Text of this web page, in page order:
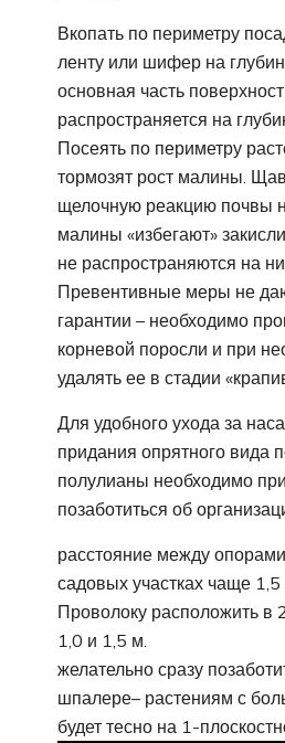
Вкопать по периметру
ленту или шифер на
основная часть
распространяется на
Посеять по периметру
тормозят рост малины.
щелочную реакцию почвы
малины «избегают»
не распространяются на
Превентивные меры не
гарантии – необходимо
корневой поросли и при
удалять ее в стадии
Для удобного ухода за
придания опрятного вида
полулианы необходимо
позаботиться об
расстояние между
садовых участках чаще 1,5
Проволоку расположить в
1,0 и 1,5 м.
желательно сразу
шпалере– растениям с
будет тесно на 1-